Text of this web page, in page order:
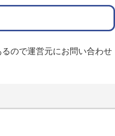
ので運営元にお問い合わせ